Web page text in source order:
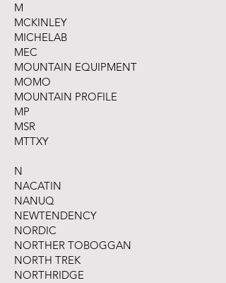
M
MCKINLEY
MICHELAB
MEC
MOUNTAIN EQUIPMENT
MOMO
MOUNTAIN PROFILE
MP
MSR
MTTXY
N
NACATIN
NANUQ
NEWTENDENCY
NORDIC
NORTHER TOBOGGAN
NORTH TREK
NORTHRIDGE